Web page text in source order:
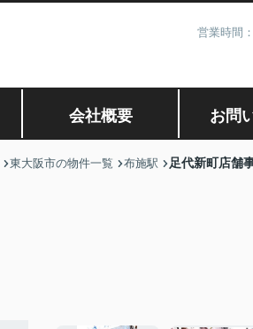
営業時間
会社概要 お問
東大阪市の物件一覧 布施駅 足代新町店舗